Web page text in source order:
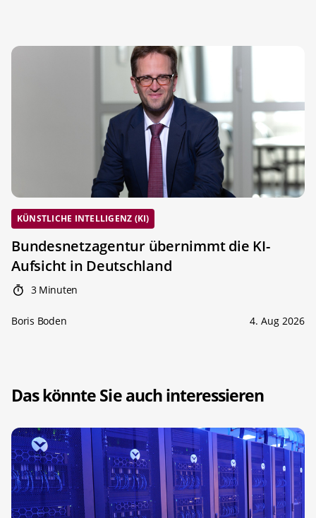
KÜNSTLICHE INTELLIGENZ (KI)
Bundesnetzagentur übernimmt die KI-
Aufsicht in Deutschland
3 Minuten
Boris Boden 4. Aug 2026
Das könnte Sie auch interessieren